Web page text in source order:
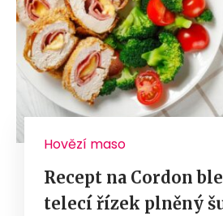
Hovězí maso
Recept na Cordon
telecí řízek plněný